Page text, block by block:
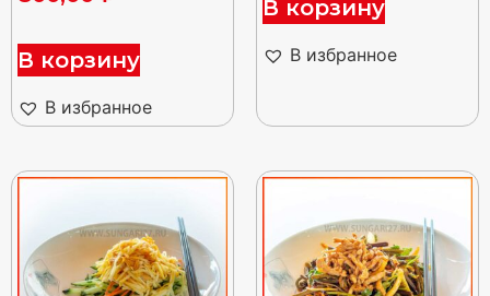
В корзину
В избранное
В корзину
В избранное